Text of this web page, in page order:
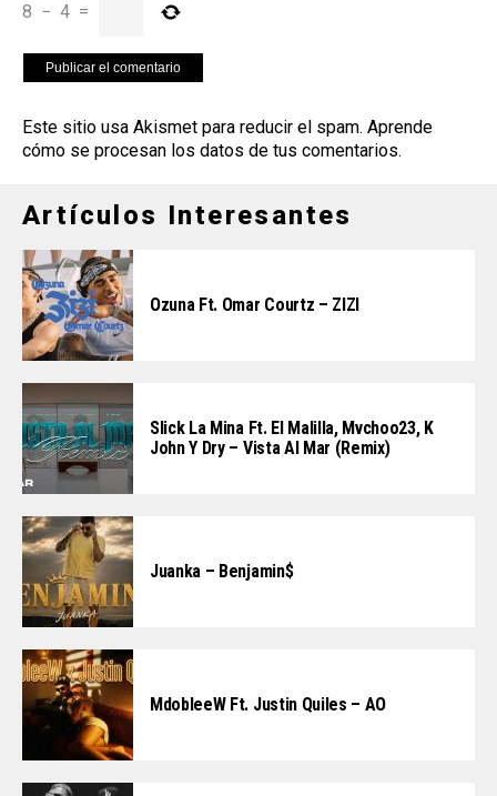
8 − 4 =
Este sitio usa Akismet para reducir el spam. Aprende
cómo se procesan los datos de tus comentarios.
Artículos Interesantes
Ozuna Ft. Omar Courtz – ZIZI
Slick La Mina Ft. El Malilla, Mvchoo23, K
John Y Dry – Vista Al Mar (Remix)
Juanka – Benjamin$
MdobleeW Ft. Justin Quiles – AO